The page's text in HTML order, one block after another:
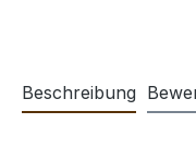
Beschreibung